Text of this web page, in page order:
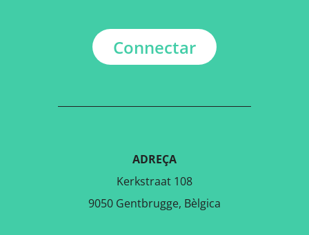
Connectar
ADREÇA
Kerkstraat 108
9050 Gentbrugge, Bèlgica